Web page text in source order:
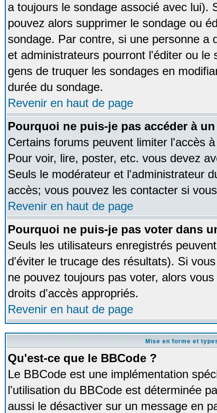
a toujours le sondage associé avec lui).
pouvez alors supprimer le sondage ou
sondage. Par contre, si une personne a
et administrateurs pourront l'éditer ou le
gens de truquer les sondages en
durée du sondage.
Revenir en haut de page
Pourquoi ne puis-je pas accéder à
Certains forums peuvent limiter l'accès
Pour voir, lire, poster, etc. vous devez
Seuls le modérateur et l'administrateur
accès; vous pouvez les contacter si
Revenir en haut de page
Pourquoi ne puis-je pas voter dans
Seuls les utilisateurs enregistrés
d'éviter le trucage des résultats). Si
ne pouvez toujours pas voter, alors
droits d'accès appropriés.
Revenir en haut de page
Mise en forme et
Qu'est-ce que le BBCode ?
Le BBCode est une implémentation
l'utilisation du BBCode est déterminée
aussi le désactiver sur un message en